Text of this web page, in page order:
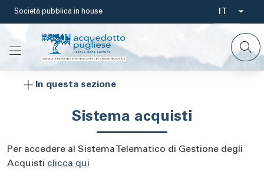
Salta
contenuto
principale
Società pubblica in house
Select
your
IT
In questa sezione
Sistema acquisti
Per accedere al Sistema Telematico di Gestione degli
Acquisti clicca qui